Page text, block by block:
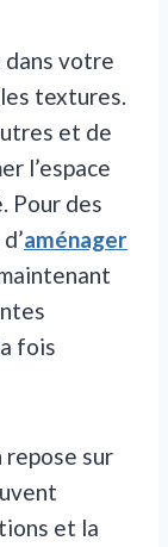
dans votre
textures.
et de
l’espace
Pour des
aménager
fois
repose sur
et la